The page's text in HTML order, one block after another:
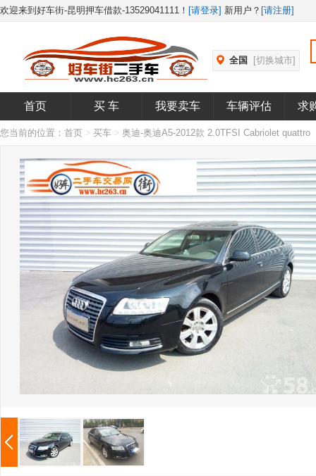
欢迎来到好车街-昆明押车借款-13529041111！ [请登录] 新用户？ [请注册]
全国 [切换城市]
首页 买 车 我要卖车 车辆评估 求
您当前的位置： 首页 > 买车 > 奥迪-奥迪A5-2012款 2.0TFSI Cabriolet